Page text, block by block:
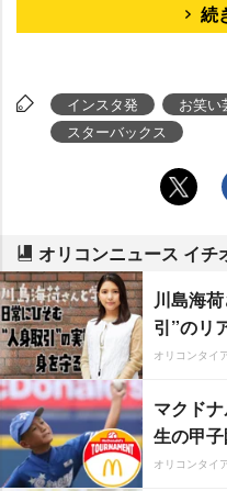
続
インスタ発 お笑い
スターバックス
オリコンニュース イチ
川島海
引”のリ
オリコンタイ
マクド
生の甲子
オリコンタイ